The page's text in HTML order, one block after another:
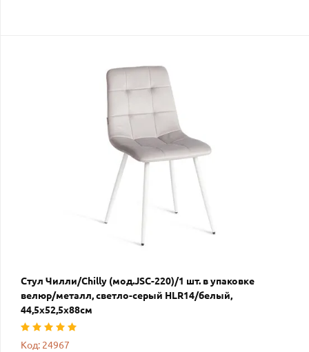
Стул Чилли/Chilly (мод.JSC-220)/1 шт. в упаковке
велюр/металл, светло-серый HLR14/белый,
44,5х52,5х88см
Код: 24967